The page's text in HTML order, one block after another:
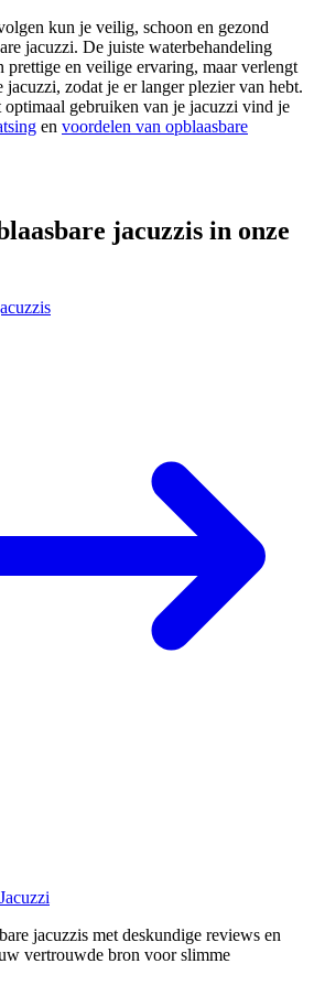
kun je veilig, schoon en gezond
jacuzzi. De juiste waterbehandeling
prettige en veilige ervaring, maar verlengt
zodat je er langer plezier van hebt.
gebruiken van je jacuzzi vind je
en voordelen van opblaasbare
jacuzzis in onze
jacuzzis met deskundige reviews en
vertrouwde bron voor slimme